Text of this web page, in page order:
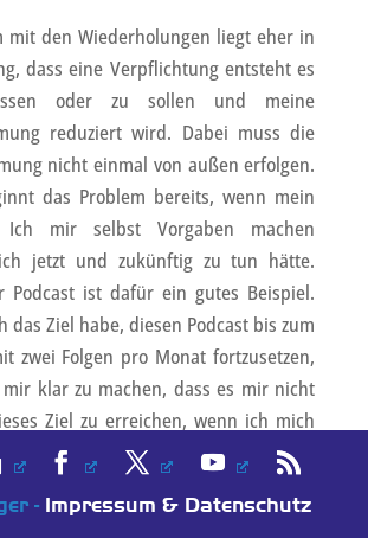
mit den Wiederholungen liegt eher in
dass eine Verpflichtung entsteht es
oder zu sollen und meine
reduziert wird. Dabei muss die
nicht einmal von außen erfolgen.
das Problem bereits, wenn mein
Ich mir selbst Vorgaben machen
jetzt und zukünftig zu tun hätte.
Podcast ist dafür ein gutes Beispiel.
das Ziel habe, diesen Podcast bis zum
zwei Folgen pro Monat fortzusetzen,
klar zu machen, dass es mir nicht
Ziel zu erreichen, wenn ich mich
setzen oder gar zwingen wollte.
sicher sagen, ob ich schon immer
- Impressum & Datenschutz